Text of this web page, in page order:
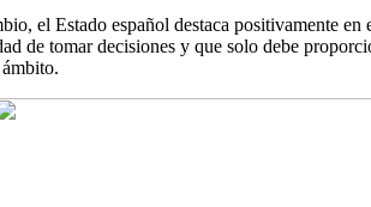
el Estado español destaca positivamente
de tomar decisiones y que solo debe
ámbito.